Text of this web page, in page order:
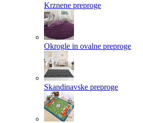
Krznene preproge
Okrogle in ovalne preproge
Skandinavske preproge